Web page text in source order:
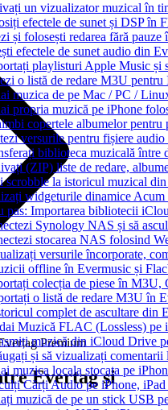
un vizualizator muzical în
efectele de sunet și DSP în
și folosești redarea fără pauze
efectele de sunet audio din
playlisturi Apple Music și
o listă de redare M3U
muzica de pe Mac / PC /
propria muzică pe iPhone
copertele albumelor
versurile pentru fișiere
biblioteca muzicală
(ZIP) liste de redare,
scrobble la istoricul muzical
widgeturile dinamice
pas: Importarea bibliotecii
Synology NAS și să
stocarea NAS folosind
versurile încorporate,
offline în Evermusic și
colecția de piese în
o listă de redare M3U în
complet de ascultare din
Muzică FLAC (Lossless) pe
muzică din iCloud Drive
și să vizualizați
muzica locala stocata pe
Cărți Audio pe iPhone,
muzică de pe un stick USB
Premium
Evertag și